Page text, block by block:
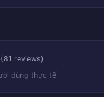
(81 reviews)
dùng thực tế